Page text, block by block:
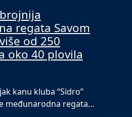
regata Savom
od 250
oko 40 plovila
kanu kluba “Sidro”
međunarodna regata…